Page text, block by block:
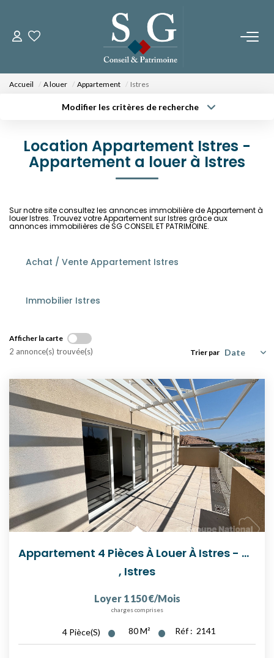
CONTACTEZ-NOUS
Fos Sur Mer - Les Jardins De Bos
Orgon - Le Domaine Du Musée
NOS BIENS
A La Location
Présentation
Devis En Assurance Professionnelle
L'AGENCE
Présentation
Liste Des Documents
Notre Équipe
Nos Coordonnées
Avis Clients
Recrutement
LES NEWS
Accueil A louer Appartement Istres
Modifier les critères de recherche
Sélectionnez...
Type de bien
Surface min
Créer une alerte
Location Appartement Istres -
Appartement a louer à Istres
Sur notre site consultez les annonces immobilière de Appartement à
louer Istres. Trouvez votre Appartement sur Istres grâce aux
annonces immobilières de SG CONSEIL ET PATRIMOINE.
Achat / Vente Appartement Istres
Immobilier Istres
Afficher la carte
2 annonce(s) trouvée(s) Trier par
Appartement 4 Pièces À Louer À Istres - Quartier...
, Istres
Loyer 1 150 €/mois
charges comprises
4 Pièce(s) 80M² Réf : 2141